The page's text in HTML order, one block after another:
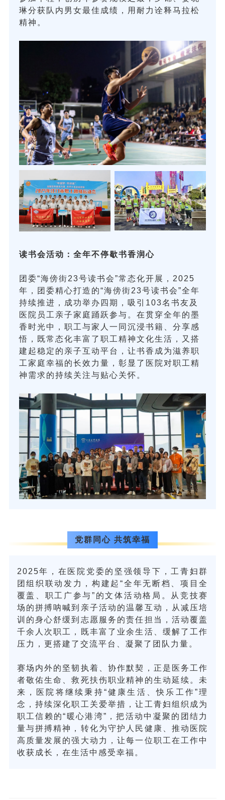
琳分获队内男女最佳成绩，用耐力诠释马拉松
精神。
读书会活动：全年不停歇书香润心
团委“海傍街23号读书会”常态化开展，2025
年，团委精心打造的“海傍街23号读书会”全年
持续推进，成功举办四期，吸引103名书友及
医院员工亲子家庭踊跃参与。在贯穿全年的墨
香时光中，职工与家人一同沉浸书籍、分享感
悟，既常态化丰富了职工精神文化生活，又搭
建起稳定的亲子互动平台，让书香成为滋养职
工家庭幸福的长效力量，彰显了医院对职工精
神需求的持续关注与贴心关怀。
党群同心 共筑幸福
2025年，在医院党委的坚强领导下，工青妇群
团组织联动发力，构建起“全年无断档、项目全
覆盖、职工广参与”的文体活动格局。从竞技赛
场的拼搏呐喊到亲子活动的温馨互动，从减压培
训的身心舒缓到志愿服务的责任担当，活动覆盖
千余人次职工，既丰富了业余生活、缓解了工作
压力，更搭建了交流平台、凝聚了团队力量。
赛场内外的坚韧执着、协作默契，正是医务工作
者敬佑生命、救死扶伤职业精神的生动延续。未
来，医院将继续秉持“健康生活、快乐工作”理
念，持续深化职工关爱举措，让工青妇组织成为
职工信赖的“暖心港湾”，把活动中凝聚的团结力
量与拼搏精神，转化为守护人民健康、推动医院
高质量发展的强大动力，让每一位职工在工作中
收获成长，在生活中感受幸福。